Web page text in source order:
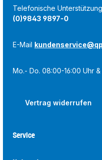
Telefonische
(0)9843 9897-0
E-Mail
Mo.- Do. 08:00-16:00 Uhr
Vertrag widerrufen
Service